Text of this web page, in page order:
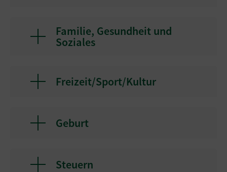
Familie, Gesundheit und
Soziales
Freizeit/Sport/Kultur
Geburt
Steuern